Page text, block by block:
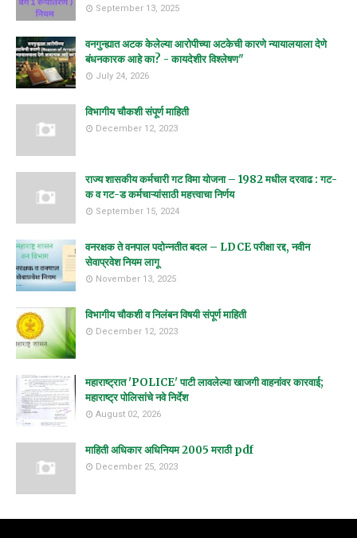
September 13, 2025
वनगुन्ह्यात अटक केलेल्या आरोपीच्या अटकेची कारणे न्यायालयाला देणे
बंधनकारक आहे का? - कायदेशीर विश्लेषण"
July 24, 2026
विभागीय चौकशी संपूर्ण माहिती
December 12, 2023
राज्य शासकीय कर्मचारी गट विमा योजना – 1982 मधील दरवाढ : गट-
क व गट-ड कर्मचाऱ्यांसाठी महत्त्वाचा निर्णय
September 15, 2024
वनरक्षक ते वनपाल पदोन्नतीत बदल – LDCE परीक्षा रद्द, नवीन
सेवाप्रवेश नियम लागू
November 13, 2025
विभागीय चौकशी व निलंबन विषयी संपूर्ण माहिती
December 12, 2023
महाराष्ट्रात 'POLICE' पाटी लावलेल्या खाजगी वाहनांवर कारवाई;
महाराष्ट्र पोलिसांचे नवे निर्देश
August 02, 2026
माहिती अधिकार अधिनियम 2005 मराठी pdf
December 25, 2023